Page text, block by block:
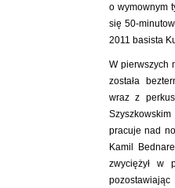
o wymownym
się 50-
2011 basista
W pierwszych
została
wraz z
pracuje nad
Kamil
zwyciężył w